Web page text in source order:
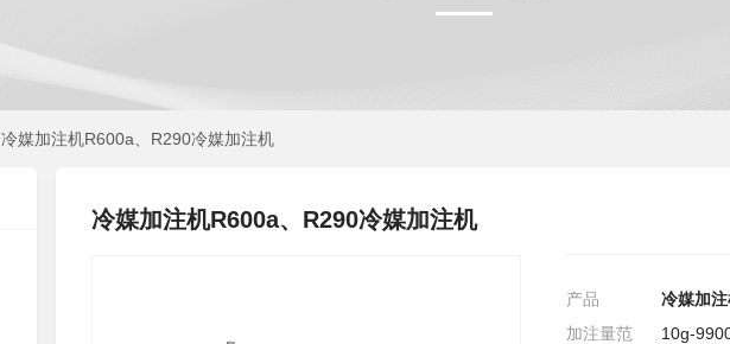
冷媒加注机R600a、R290冷媒加注机
冷媒加注机R600a、R290冷媒加注机
产品
冷媒加
加注量范
10g-